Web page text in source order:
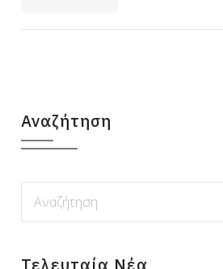
Αναζήτηση